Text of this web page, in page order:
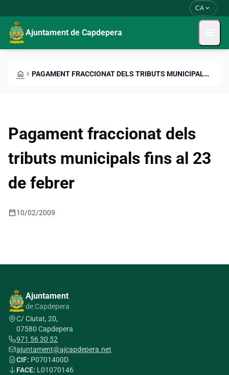
CA expand_more
Ajuntament de Capdepera
HOME CHEVRON_RIGHT PAGAMENT FRACCIONAT DELS TRIBUTS MUNICIPALS FINS AL 23 DE FEBRER
Pagament fraccionat dels
tributs municipals fins al 23
de febrer
calendar_today10/02/2009
Ajuntament
de Capdepera
C/ Ciutat, 20,
07580 Capdepera
971 56 30 52
ajuntament@ajcapdepera.net
CIF: P0701400D
FACE: L01070146